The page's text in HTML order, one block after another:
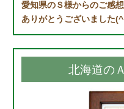
愛知県のＳ様からのご感
ありがとうございました
北海道の